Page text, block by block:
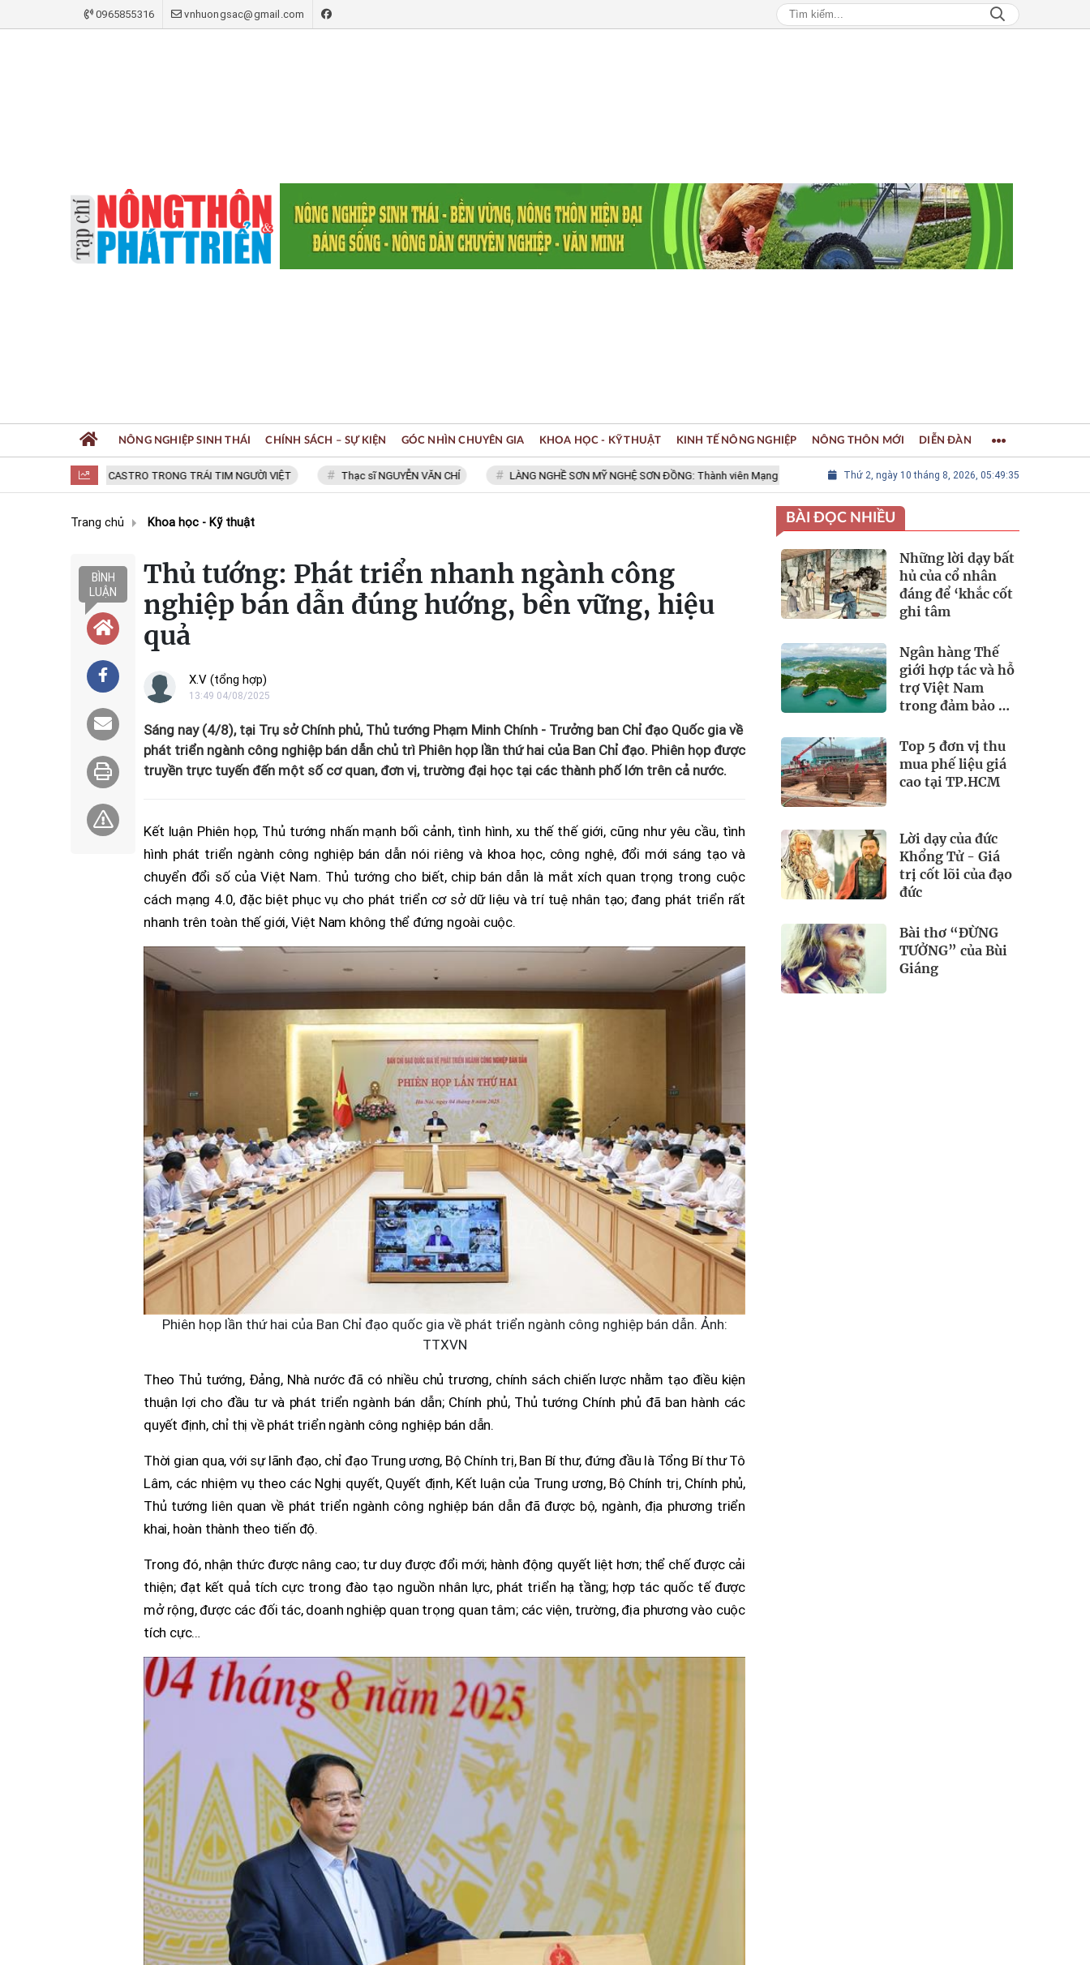
0965855316 vnhuongsac@gmail.com
FIDEL CASTRO TRONG TRÁI TIM NGƯỜI VIỆT Thạc sĩ NGUYỄN VĂN CHÍ LÀNG NGHỀ SƠN MỸ NGHỆ SƠN ĐỒNG: Thành viên Mạng lưới các Thành phố Thủ công sáng tạo Thế giới LÀNG NGHỀ
Thứ 2, ngày 10 tháng 8, 2026, 05:49:36
NÔNG NGHIỆP SINH THÁI CHÍNH SÁCH – SỰ KIỆN GÓC NHÌN CHUYÊN GIA KHOA HỌC - KỸ THUẬT KINH TẾ NÔNG NGHIỆP NÔNG THÔN MỚI DIỄN ĐÀN
Trang chủ Khoa học - Kỹ thuật
BÌNH
LUẬN
Thủ tướng: Phát triển nhanh ngành công
nghiệp bán dẫn đúng hướng, bền vững, hiệu
quả
X.V (tổng hợp)
13:49 04/08/2025
Sáng nay (4/8), tại Trụ sở Chính phủ, Thủ tướng Phạm Minh Chính - Trưởng ban Chỉ đạo Quốc gia về
phát triển ngành công nghiệp bán dẫn chủ trì Phiên họp lần thứ hai của Ban Chỉ đạo. Phiên họp được
truyền trực tuyến đến một số cơ quan, đơn vị, trường đại học tại các thành phố lớn trên cả nước.
Kết luận Phiên họp, Thủ tướng nhấn mạnh bối cảnh, tình hình, xu thế thế giới, cũng như yêu cầu, tình
hình phát triển ngành công nghiệp bán dẫn nói riêng và khoa học, công nghệ, đổi mới sáng tạo và
chuyển đổi số của Việt Nam. Thủ tướng cho biết, chip bán dẫn là mắt xích quan trọng trong cuộc
cách mạng 4.0, đặc biệt phục vụ cho phát triển cơ sở dữ liệu và trí tuệ nhân tạo; đang phát triển rất
nhanh trên toàn thế giới, Việt Nam không thể đứng ngoài cuộc.
Phiên họp lần thứ hai của Ban Chỉ đạo quốc gia về phát triển ngành công nghiệp bán dẫn. Ảnh:
TTXVN
Theo Thủ tướng, Đảng, Nhà nước đã có nhiều chủ trương, chính sách chiến lược nhằm tạo điều kiện
thuận lợi cho đầu tư và phát triển ngành bán dẫn; Chính phủ, Thủ tướng Chính phủ đã ban hành các
quyết định, chỉ thị về phát triển ngành công nghiệp bán dẫn.
Thời gian qua, với sự lãnh đạo, chỉ đạo Trung ương, Bộ Chính trị, Ban Bí thư, đứng đầu là Tổng Bí thư Tô
Lâm, các nhiệm vụ theo các Nghị quyết, Quyết định, Kết luận của Trung ương, Bộ Chính trị, Chính phủ,
Thủ tướng liên quan về phát triển ngành công nghiệp bán dẫn đã được bộ, ngành, địa phương triển
khai, hoàn thành theo tiến độ.
Trong đó, nhận thức được nâng cao; tư duy được đổi mới; hành động quyết liệt hơn; thể chế được cải
thiện; đạt kết quả tích cực trong đào tạo nguồn nhân lực, phát triển hạ tầng; hợp tác quốc tế được
mở rộng, được các đối tác, doanh nghiệp quan trọng quan tâm; các viện, trường, địa phương vào cuộc
tích cực…
BÀI ĐỌC NHIỀU
Những lời dạy bất
hủ của cổ nhân
đáng để ‘khắc cốt
ghi tâm
Ngân hàng Thế
giới hợp tác và hỗ
trợ Việt Nam
trong đảm bảo an
Top 5 đơn vị thu
mua phế liệu giá
cao tại TP.HCM
Lời dạy của đức
Khổng Tử - Giá
trị cốt lõi của đạo
đức
Bài thơ “ĐỪNG
TƯỞNG” của Bùi
Giáng